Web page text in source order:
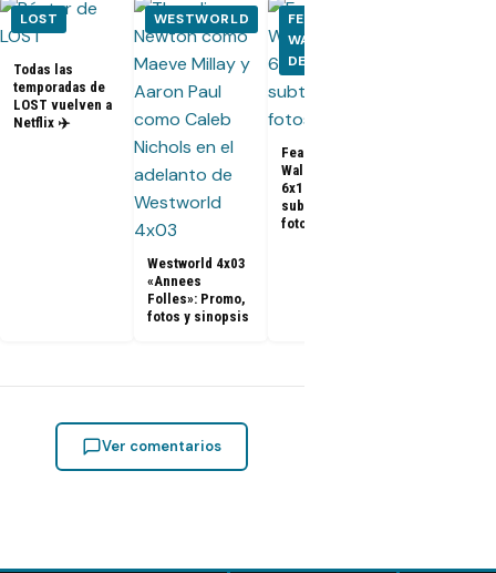
LOST
Todas las
temporadas de
LOST vuelven a
Netflix ✈️
WESTWORLD
Westworld 4x03
«Annees
Folles»: Promo,
fotos y sinopsis
FEAR THE
WALKING
DEAD
Fear The
Walking Dead
6x11: Promo
subtitulada,
fotos y sinopsis
Ver comentarios